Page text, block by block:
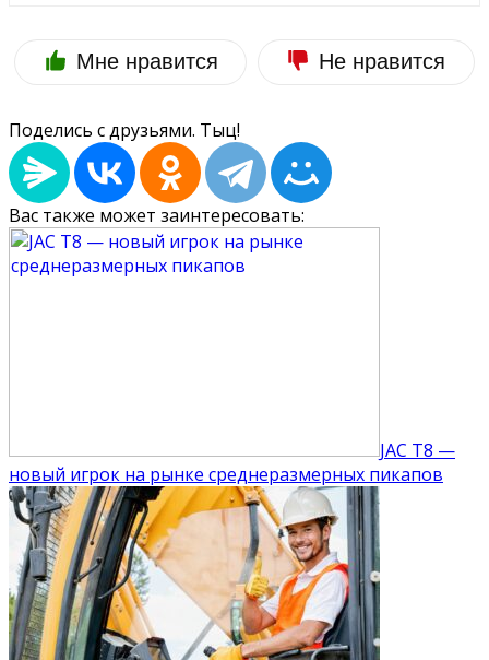
Мне нравится Не нравится
Поделись с друзьями. Тыц!
Вас также может заинтересовать:
JAC T8 —
новый игрок на рынке среднеразмерных пикапов